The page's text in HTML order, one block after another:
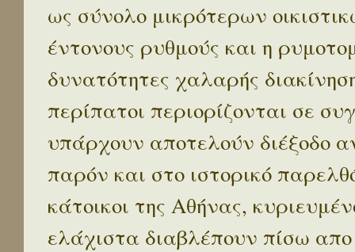
ως σύνολο μικρότερων
έντονους ρυθμούς και η
δυνατότητες χαλαρής
περίπατοι περιορίζονται σε
υπάρχουν αποτελούν διέξοδο
παρόν και στο ιστορικό
κάτοικοι της Αθήνας,
ελάχιστα διαβλέπουν πίσω